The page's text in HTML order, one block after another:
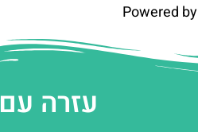
Powered by
עזרה